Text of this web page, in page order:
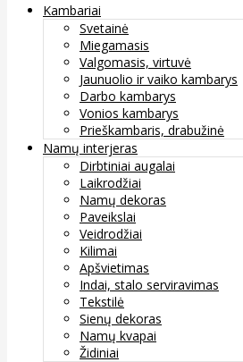
Kambariai
Svetainė
Miegamasis
Valgomasis, virtuvė
Jaunuolio ir vaiko kambarys
Darbo kambarys
Vonios kambarys
Prieškambaris, drabužinė
Namų interjeras
Dirbtiniai augalai
Laikrodžiai
Namų dekoras
Paveikslai
Veidrodžiai
Kilimai
Apšvietimas
Indai, stalo serviravimas
Tekstilė
Sienų dekoras
Namų kvapai
Židiniai